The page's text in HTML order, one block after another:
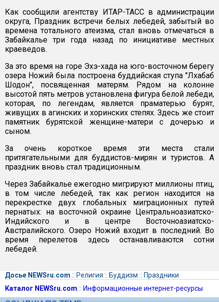
Как сообщили агентству ИТАР-ТАСС в администрации
округа, Праздник встречи белых лебедей, забытый во
времена тотального атеизма, стал вновь отмечаться в
Забайкалье три года назад по инициативе местных
краеведов.
За это время на горе Эхэ-хада на юго-восточном берегу
озера Ножий была построена буддийская ступа "Лхабаб
Шодон", посвященная матерям. Рядом на колонне
высотой пять метров установлена фигура белой лебеди,
которая, по легендам, является праматерью бурят,
живущих в агинских и хоринских степях. Здесь же стоит
памятник бурятской женщине-матери с дочерью и
сыном.
За очень короткое время эти места стали
притягательными для буддистов-мирян и туристов. А
праздник вновь стал традиционным.
Через Забайкалье ежегодно мигрируют миллионы птиц,
в том числе лебедей, так как регион находится на
перекрестке двух глобальных миграционных путей
пернатых: на восточной окраине Центральноазиатско-
Индийского и в центре Восточноазиатско-
Австралийского. Озеро Ножий входит в последний. Во
время перелетов здесь останавливаются сотни
лебедей.
Досье NEWSru.com :: Религия :: Буддизм :: Праздники
Каталог NEWSru.com :: Информационные интернет-ресурсы